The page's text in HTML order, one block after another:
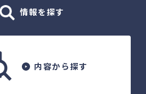
情報を探す
内容から探す